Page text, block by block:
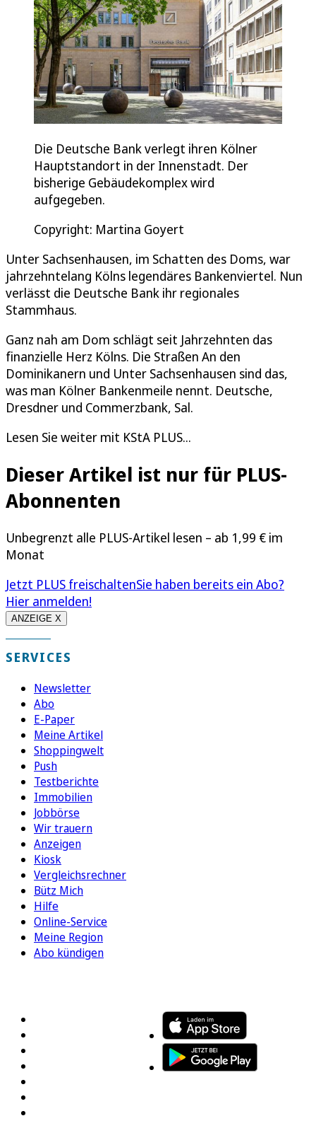
Die Deutsche Bank verlegt ihren Kölner
Hauptstandort in der Innenstadt. Der
bisherige Gebäudekomplex wird
aufgegeben.
Copyright: Martina Goyert
Unter Sachsenhausen, im Schatten des Doms, war
jahrzehntelang Kölns legendäres Bankenviertel. Nun
verlässt die Deutsche Bank ihr regionales
Stammhaus.
Ganz nah am Dom schlägt seit Jahrzehnten das
finanzielle Herz Kölns. Die Straßen An den
Dominikanern und Unter Sachsenhausen sind das,
was man Kölner Bankenmeile nennt. Deutsche,
Dresdner und Commerzbank, Sal.
Lesen Sie weiter mit KStA PLUS...
Dieser Artikel ist nur für PLUS-
Abonnenten
Unbegrenzt alle PLUS-Artikel lesen – ab 1,99 € im
Monat
Jetzt PLUS freischaltenSie haben bereits ein Abo?
Hier anmelden!
ANZEIGE X
SERVICES
Newsletter
Abo
E-Paper
Meine Artikel
Shoppingwelt
Push
Testberichte
Immobilien
Jobbörse
Wir trauern
Anzeigen
Kiosk
Vergleichsrechner
Bütz Mich
Hilfe
Online-Service
Meine Region
Abo kündigen